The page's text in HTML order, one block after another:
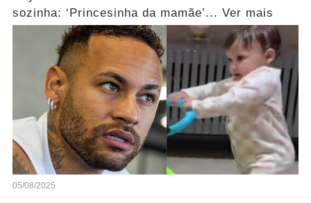
sozinha: ‘Princesinha da mamãe’... Ver mais
05/08/2025